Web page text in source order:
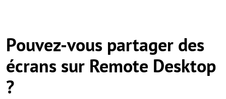
Pouvez-vous partager des
écrans sur Remote Desktop
?